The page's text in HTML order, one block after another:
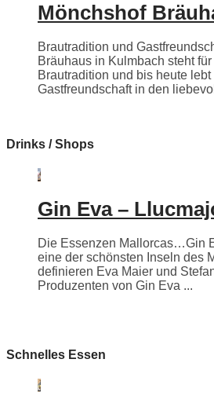
Mönchshof
Brautradition und
Bräuhaus in Kulmbach steht
Brautradition und bis heute
Gastfreundschaft in den
Drinks / Shops
Gin Eva –
Die Essenzen Mallorcas…Gin
eine der schönsten Inseln des
definieren Eva Maier und
Produzenten von Gin Eva ...
Schnelles Essen